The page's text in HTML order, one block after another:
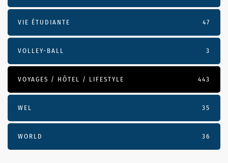
VIE ÉTUDIANTE 47
VOLLEY-BALL 3
VOYAGES / HÔTEL / LIFESTYLE 443
WEL 35
WORLD 36